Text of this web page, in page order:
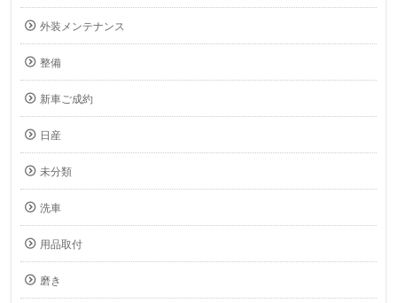
外装メンテナンス
整備
新車ご成約
日産
未分類
洗車
用品取付
磨き